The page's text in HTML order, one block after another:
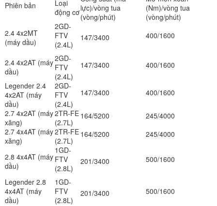
Phiên bản
Loại
động cơlực)/vòng tua
(vòng/phút)
(Nm)/vòng tua
(vòng/phút)
2.4 4x2MT
(máy dầu)
2GD-
FTV
(2.4L)
147/3400 400/1600
2.4 4x2AT (máy
dầu)
2GD-
FTV
(2.4L)
147/3400 400/1600
Legender 2.4
4x2AT (máy
dầu)
2GD-
FTV
(2.4L)
147/3400 400/1600
2.7 4x2AT (máy
xăng)
2TR-FE
(2.7L)
164/5200
245/4000
2.7 4x4AT (máy
xăng)
2TR-FE
(2.7L)
164/5200 245/4000
2.8 4x4AT (máy
dầu)
1GD-
FTV
(2.8L)
201/3400 500/1600
Legender 2.8
4x4AT (máy
dầu)
1GD-
FTV
(2.8L)
201/3400 500/1600